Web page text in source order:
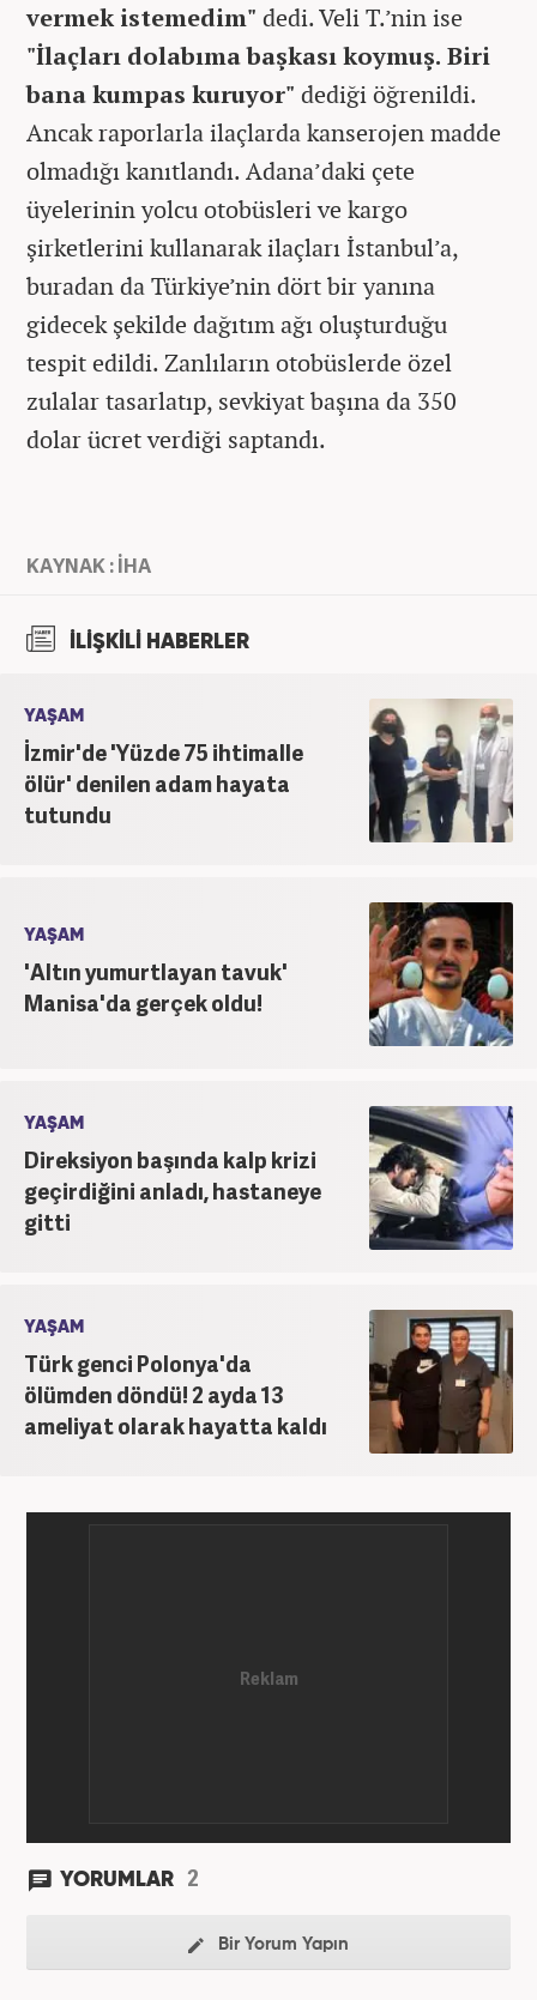
vermek istemedim" dedi. Veli T.’nin ise
"İlaçları dolabıma başkası koymuş. Biri
bana kumpas kuruyor" dediği öğrenildi.
Ancak raporlarla ilaçlarda kanserojen madde
olmadığı kanıtlandı. Adana’daki çete
üyelerinin yolcu otobüsleri ve kargo
şirketlerini kullanarak ilaçları İstanbul’a,
buradan da Türkiye’nin dört bir yanına
gidecek şekilde dağıtım ağı oluşturduğu
tespit edildi. Zanlıların otobüslerde özel
zulalar tasarlatıp, sevkiyat başına da 350
dolar ücret verdiği saptandı.
KAYNAK : İHA
İLİŞKİLİ HABERLER
YAŞAM
İzmir'de 'Yüzde 75 ihtimalle
ölür' denilen adam hayata
tutundu
YAŞAM
'Altın yumurtlayan tavuk'
Manisa'da gerçek oldu!
YAŞAM
Direksiyon başında kalp krizi
geçirdiğini anladı, hastaneye
gitti
YAŞAM
Türk genci Polonya'da
ölümden döndü! 2 ayda 13
ameliyat olarak hayatta kaldı
YORUMLAR 2
Bir Yorum Yapın